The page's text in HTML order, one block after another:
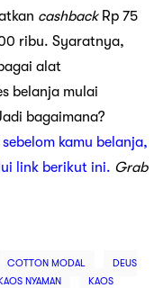
cashbackRp 75
ribu. Syaratnya,
alat
belanja mulai
bagaimana?
sebelom kamu belanja,
link berikut ini. Grab
COTTON MODAL
DEUS
NYAMAN
KAOS